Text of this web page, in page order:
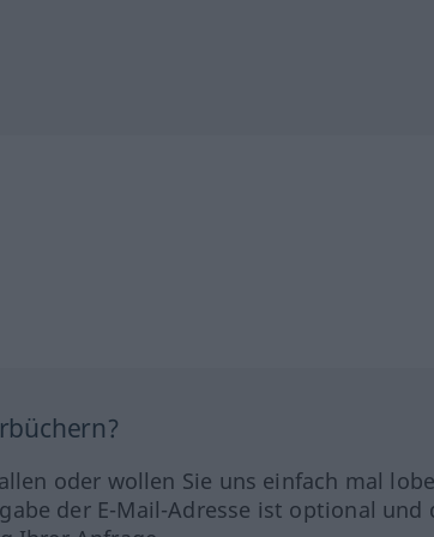
oder wollen Sie uns einfach mal
der E-Mail-Adresse ist optional und